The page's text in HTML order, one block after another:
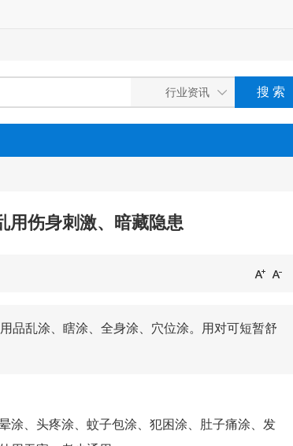
用伤身刺激、暗藏隐患
品乱涂、瞎涂、全身涂、穴位涂。用对可短暂舒
涂、头疼涂、蚊子包涂、犯困涂、肚子痛涂、发